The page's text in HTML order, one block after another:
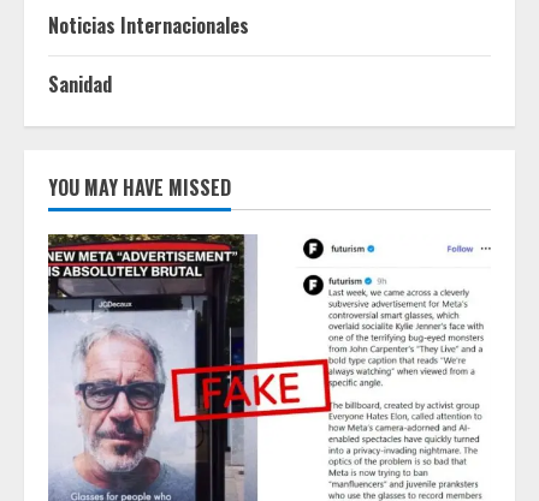
Noticias Internacionales
Sanidad
YOU MAY HAVE MISSED